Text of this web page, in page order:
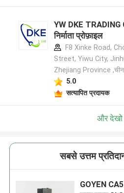
YW DKE TRADING
निर्माता प्रोफ़ाइल
F8 Xinke Road,
Street, Yiwu City,
Zhejiang Province ,चीन
5.0
सत्यापित प्रदायक
और देखो
सबसे उत्तम
GOYEN